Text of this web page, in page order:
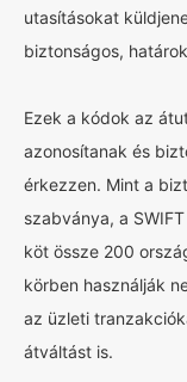
utasításokat
biztonságos,
Ezek a kódok az
azonosítanak és
érkezzen. Mint a
szabványa, a
köt össze 200
körben használják
az üzleti
átváltást is.